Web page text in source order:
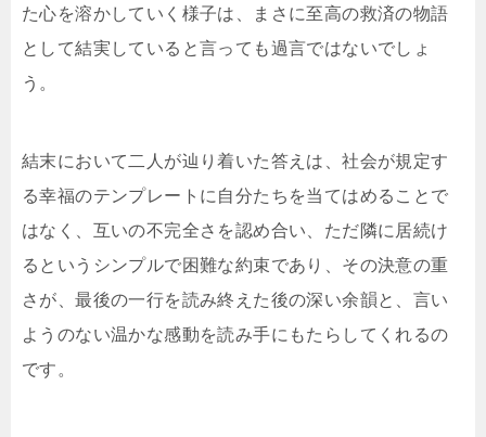
た心を溶かしていく様子は、まさに至高の救済の物語
として結実していると言っても過言ではないでしょ
う。
結末において二人が辿り着いた答えは、社会が規定す
る幸福のテンプレートに自分たちを当てはめることで
はなく、互いの不完全さを認め合い、ただ隣に居続け
るというシンプルで困難な約束であり、その決意の重
さが、最後の一行を読み終えた後の深い余韻と、言い
ようのない温かな感動を読み手にもたらしてくれるの
です。